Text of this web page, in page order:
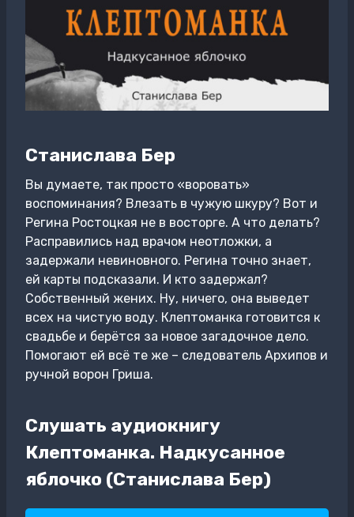
Станислава Бер
Вы думаете, так просто «воровать»
воспоминания? Влезать в чужую шкуру? Вот и
Регина Ростоцкая не в восторге. А что делать?
Расправились над врачом неотложки, а
задержали невиновного. Регина точно знает,
ей карты подсказали. И кто задержал?
Собственный жених. Ну, ничего, она выведет
всех на чистую воду. Клептоманка готовится к
свадьбе и берётся за новое загадочное дело.
Помогают ей всё те же – следователь Архипов и
ручной ворон Гриша.
Слушать аудиокнигу
Клептоманка. Надкусанное
яблочко (Станислава Бер)